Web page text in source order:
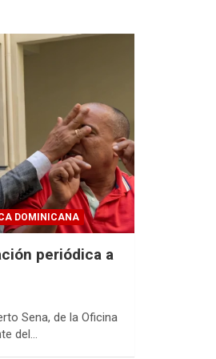
DOMINICANA
periódica a
Sena, de la Oficina
del…